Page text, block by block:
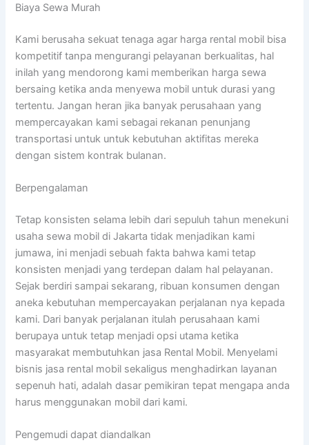
Biaya Sewa Murah
Kami berusaha sekuat tenaga agar harga rental mobil bisa
kompetitif tanpa mengurangi pelayanan berkualitas, hal
inilah yang mendorong kami memberikan harga sewa
bersaing ketika anda menyewa mobil untuk durasi yang
tertentu. Jangan heran jika banyak perusahaan yang
mempercayakan kami sebagai rekanan penunjang
transportasi untuk untuk kebutuhan aktifitas mereka
dengan sistem kontrak bulanan.
Berpengalaman
Tetap konsisten selama lebih dari sepuluh tahun menekuni
usaha sewa mobil di Jakarta tidak menjadikan kami
jumawa, ini menjadi sebuah fakta bahwa kami tetap
konsisten menjadi yang terdepan dalam hal pelayanan.
Sejak berdiri sampai sekarang, ribuan konsumen dengan
aneka kebutuhan mempercayakan perjalanan nya kepada
kami. Dari banyak perjalanan itulah perusahaan kami
berupaya untuk tetap menjadi opsi utama ketika
masyarakat membutuhkan jasa Rental Mobil. Menyelami
bisnis jasa rental mobil sekaligus menghadirkan layanan
sepenuh hati, adalah dasar pemikiran tepat mengapa anda
harus menggunakan mobil dari kami.
Pengemudi dapat diandalkan